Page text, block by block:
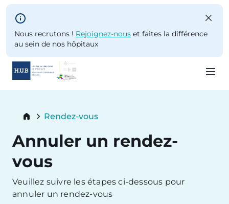
Skip to main content
Nous recrutons ! Rejoignez-nous et faites la différence
au sein de nos hôpitaux
content
Breadcrumb
Rendez-vous
Annuler un rendez-
vous
Veuillez suivre les étapes ci-dessous pour
annuler un rendez-vous